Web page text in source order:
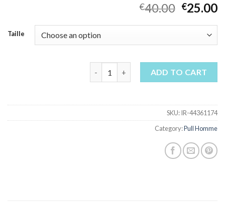
€40.00 €25.00
Taille
ADD TO CART
SKU:IR-44361174
Category:Pull Homme